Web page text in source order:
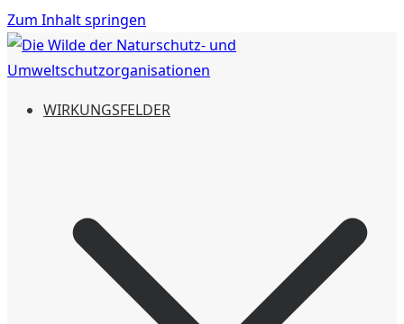
Zum Inhalt springen
Die Wilde der Naturschutz- und
Aktiven Naturschutz mit einer Spende unterstützen und
WIRKUNGSFELDER